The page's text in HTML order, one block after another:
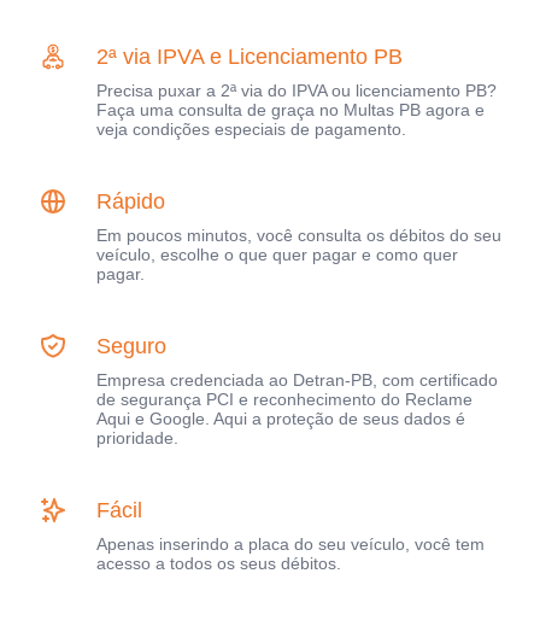
2ª via IPVA e Licenciamento PB
Precisa puxar a 2ª via do IPVA ou licenciamento PB?
Faça uma consulta de graça no Multas PB agora e
veja condições especiais de pagamento.
Rápido
Em poucos minutos, você consulta os débitos do seu
veículo, escolhe o que quer pagar e como quer
pagar.
Seguro
Empresa credenciada ao Detran-PB, com certificado
de segurança PCI e reconhecimento do Reclame
Aqui e Google. Aqui a proteção de seus dados é
prioridade.
Fácil
Apenas inserindo a placa do seu veículo, você tem
acesso a todos os seus débitos.